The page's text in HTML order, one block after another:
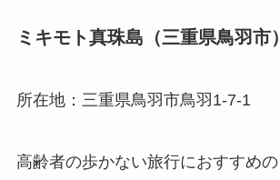
ミキモト真珠島（三重県鳥羽市）
所在地：三重県鳥羽市鳥羽1-7-1
高齢者の歩かない旅行におすすめの